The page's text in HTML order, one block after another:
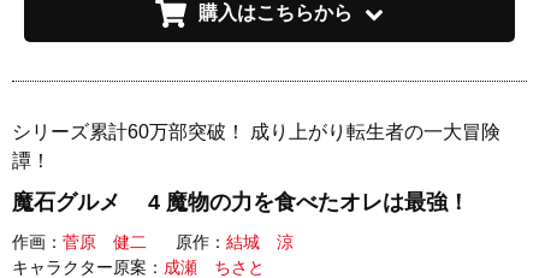
購入はこちらから
シリーズ累計60万部突破！ 成り上がり転生者の一大冒険
譚！
魔石グルメ 4 魔物の力を食べたオレは最強！
作画： 菅原 健二 原作： 結城 涼
キャラクター原案： 成瀬 ちさと